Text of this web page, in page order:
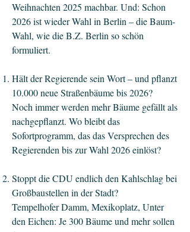
Weihnachten 2025 machbar. Und: Schon
2026 ist wieder Wahl in Berlin – die Baum-
Wahl, wie die B.Z. Berlin so schön
formuliert.
Hält der Regierende sein Wort – und pflanzt
10.000 neue Straßenbäume bis 2026?
Noch immer werden mehr Bäume gefällt als
nachgepflanzt. Wo bleibt das
Sofortprogramm, das das Versprechen des
Regierenden bis zur Wahl 2026 einlöst?
Stoppt die CDU endlich den Kahlschlag bei
Großbaustellen in der Stadt?
Tempelhofer Damm, Mexikoplatz, Unter
den Eichen: Je 300 Bäume und mehr sollen